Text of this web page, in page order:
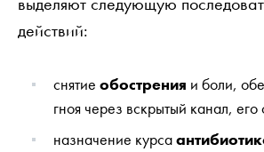
действий:
снятие обострения и боли,
гноя через вскрытый канал,
назначение курса